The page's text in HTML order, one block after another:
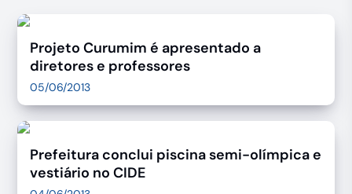
Projeto Curumim é apresentado a
diretores e professores
05/06/2013
Prefeitura conclui piscina semi-olímpica e
vestiário no CIDE